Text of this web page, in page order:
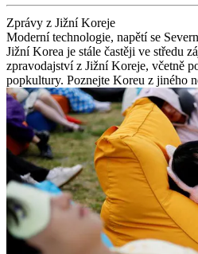
Zprávy z Jižní Koreje
Moderní technologie, napětí se
Jižní Korea je stále častěji ve středu
zpravodajství z Jižní Koreje, včetně
popkultury. Poznejte Koreu z jiného